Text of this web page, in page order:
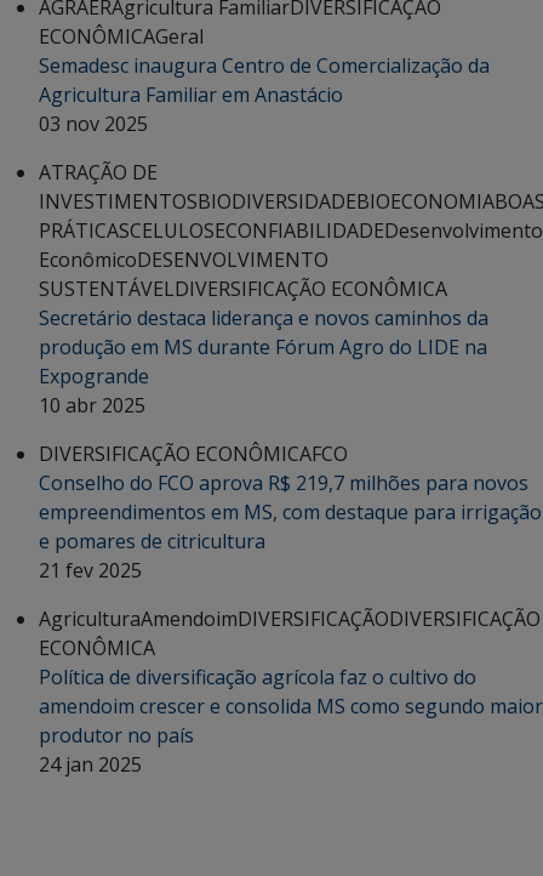
AGRAERAgricultura FamiliarDIVERSIFICAÇÃO
ECONÔMICAGeral
Semadesc inaugura Centro de Comercialização da
Agricultura Familiar em Anastácio
03 nov 2025
ATRAÇÃO DE
INVESTIMENTOSBIODIVERSIDADEBIOECONOMIA
PRÁTICASCELULOSECONFIABILIDADEDesenvolvimento
EconômicoDESENVOLVIMENTO
SUSTENTÁVELDIVERSIFICAÇÃO ECONÔMICA
Secretário destaca liderança e novos caminhos da
produção em MS durante Fórum Agro do LIDE na
Expogrande
10 abr 2025
DIVERSIFICAÇÃO ECONÔMICAFCO
Conselho do FCO aprova R$ 219,7 milhões para novos
empreendimentos em MS, com destaque para irrigação
e pomares de citricultura
21 fev 2025
AgriculturaAmendoimDIVERSIFICAÇÃODIVERSIFICAÇÃO
ECONÔMICA
Política de diversificação agrícola faz o cultivo do
amendoim crescer e consolida MS como segundo maior
produtor no país
24 jan 2025